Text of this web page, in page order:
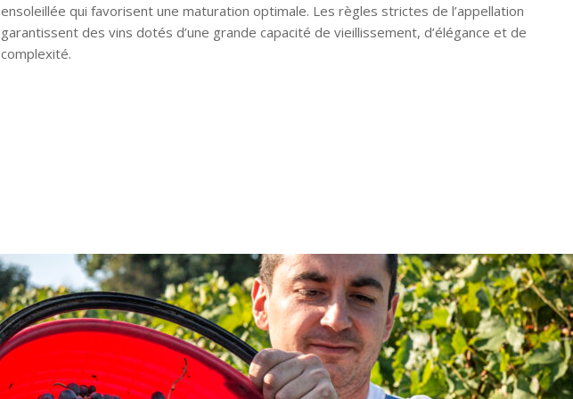
ensoleillée qui favorisent une maturation optimale. Les règles strictes de l’appellation
garantissent des vins dotés d’une grande capacité de vieillissement, d’élégance et de
complexité.